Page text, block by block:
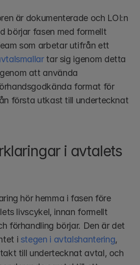
är dokumenterade och LOI:n
börjar fasen med formellt
tar sig igenom detta
att använda
konsekventa, förhandsgodkända format för
första utkast till undertecknat
i avtalets
hör hemma i fasen före
livscykel, innan formellt
förhandling börjar. Den är det
i stegen i avtalshantering,
till undertecknat avtal, och